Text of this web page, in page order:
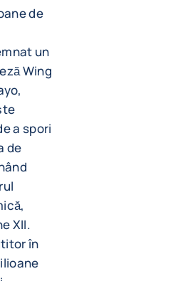
de
un
Wing
a spori
de
XII.
în